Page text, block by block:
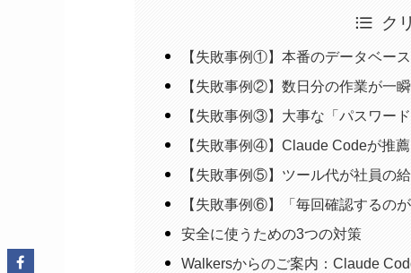
ク
【失敗事例①】本番のデータベー
【失敗事例②】数日分の作業が一
【失敗事例③】大事な「パスワー
【失敗事例④】Claude Codeが推
【失敗事例⑤】ツール代が社員の
【失敗事例⑥】「毎回確認するの
安全に使うための3つの対策
Walkersからのご案内：Claude